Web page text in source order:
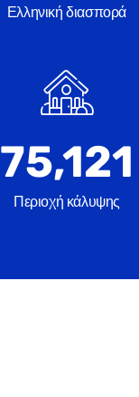
Ελληνική διασπορά
131,990
Περιοχή κάλυψης